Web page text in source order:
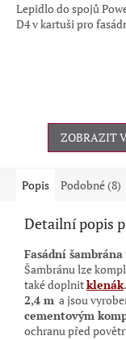
Lepidlo do spojů
D4 v kartuši pro
ZOBRAZIT
Popis Podobné (8)
Detailní popis
Fasádní šambrána
Šambránu lze
také doplnitklenák
2,4 m a jsou
cementovým
ochranu před